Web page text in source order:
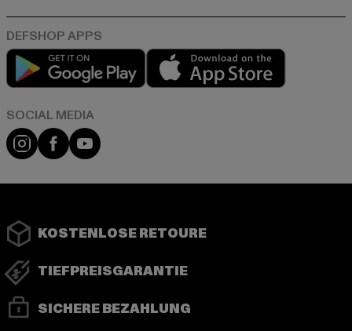
Play market
Instagram
FacebookYouTube
KOSTENLOSE RETOURE
TIEFPREISGARANTIE
SICHERE BEZAHLUNG